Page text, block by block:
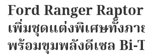
Ford Ranger Raptor
เพิ่มชุดแต่งพิเศษทั้งภา
พร้อมขุมพลังดีเซล Bi-